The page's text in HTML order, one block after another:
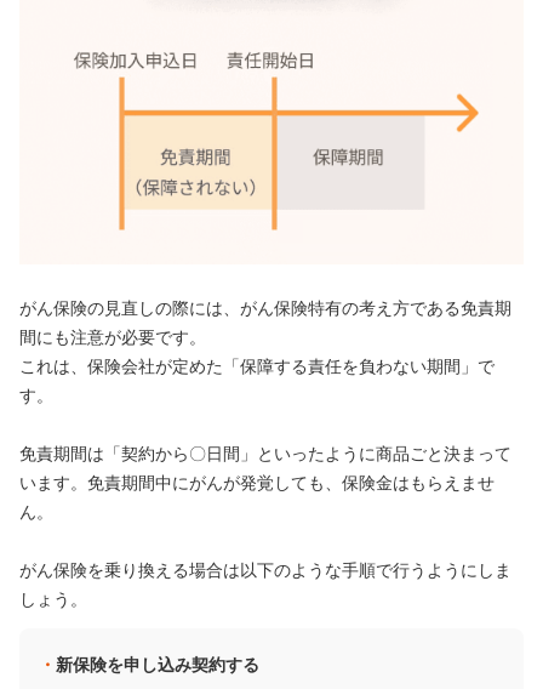
がん保険の見直しの際には、がん保険特有の考え方である免責期
間にも注意が必要です。
これは、保険会社が定めた「保障する責任を負わない期間」で
す。
免責期間は「契約から〇日間」といったように商品ごと決まって
います。免責期間中にがんが発覚しても、保険金はもらえませ
ん。
がん保険を乗り換える場合は以下のような手順で行うようにしま
しょう。
新保険を申し込み契約する